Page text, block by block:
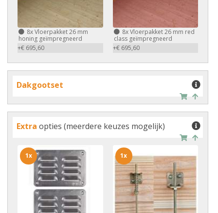
8xVloerpakket 26 mm
honing geïmpregneerd
+€ 695,60
8xVloerpakket 26 mm red
class geïmpregneerd
+€ 695,60
Dakgootset
Extra opties (meerdere keuzes mogelijk)
1x 1x